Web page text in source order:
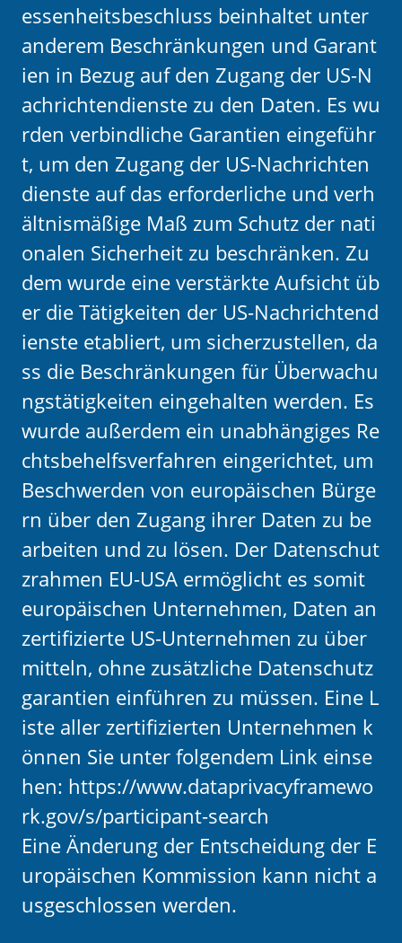
essenheitsbeschluss beinhaltet unter
anderem Beschränkungen und Garant
ien in Bezug auf den Zugang der US-N
achrichtendienste zu den Daten. Es wu
rden verbindliche Garantien eingeführ
t, um den Zugang der US-Nachrichten
dienste auf das erforderliche und verh
ältnismäßige Maß zum Schutz der nati
onalen Sicherheit zu beschränken. Zu
dem wurde eine verstärkte Aufsicht üb
er die Tätigkeiten der US-Nachrichtend
ienste etabliert, um sicherzustellen, da
ss die Beschränkungen für Überwachu
ngstätigkeiten eingehalten werden. Es
wurde außerdem ein unabhängiges Re
chtsbehelfsverfahren eingerichtet, um
Beschwerden von europäischen Bürge
rn über den Zugang ihrer Daten zu be
arbeiten und zu lösen. Der Datenschut
zrahmen EU-USA ermöglicht es somit
europäischen Unternehmen, Daten an
zertifizierte US-Unternehmen zu über
mitteln, ohne zusätzliche Datenschutz
garantien einführen zu müssen. Eine L
iste aller zertifizierten Unternehmen k
önnen Sie unter folgendem Link einse
hen: https://www.dataprivacyframewo
rk.gov/s/participant-search
Eine Änderung der Entscheidung der E
uropäischen Kommission kann nicht a
usgeschlossen werden.